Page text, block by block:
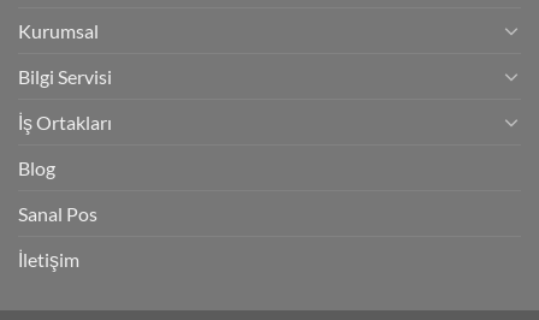
Kurumsal
Bilgi Servisi
İş Ortakları
Blog
Sanal Pos
İletişim